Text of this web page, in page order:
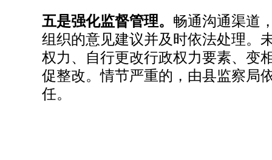
五是强化监督管理。 畅通沟通渠道
组织的意见建议并及时依法处理。
权力、自行更改行政权力要素、变
促整改。情节严重的，由县监察局
任。